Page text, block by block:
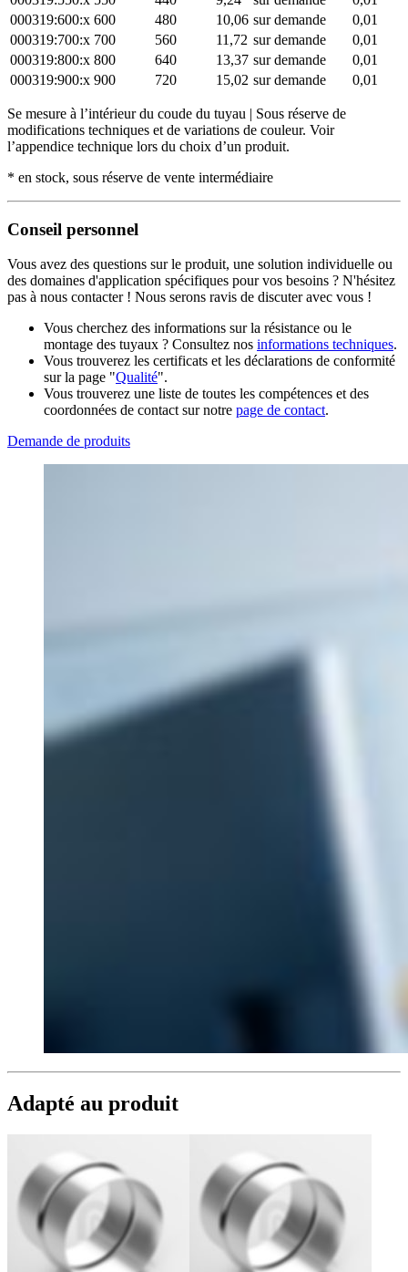
000319:600:x 600 480 10,06 sur demande
0,01
000319:700:x 700 560 11,72 sur demande
0,01
000319:800:x 800 640 13,37 sur demande
0,01
000319:900:x 900 720 15,02 sur demande 0,01
Se mesure à l’intérieur du coude du tuyau | Sous réserve de
modifications techniques et de variations de couleur. Voir
l’appendice technique lors du choix d’un produit.
* en stock, sous réserve de vente intermédiaire
Conseil personnel
Vous avez des questions sur le produit, une solution individuelle ou
des domaines d'application spécifiques pour vos besoins ? N'hésitez
pas à nous contacter ! Nous serons ravis de discuter avec vous !
Vous cherchez des informations sur la résistance ou le
montage des tuyaux ? Consultez nos informations techniques.
Vous trouverez les certificats et les déclarations de conformité
sur la page "Qualité".
Vous trouverez une liste de toutes les compétences et des
coordonnées de contact sur notre page de contact.
Demande de produits
Adapté au produit